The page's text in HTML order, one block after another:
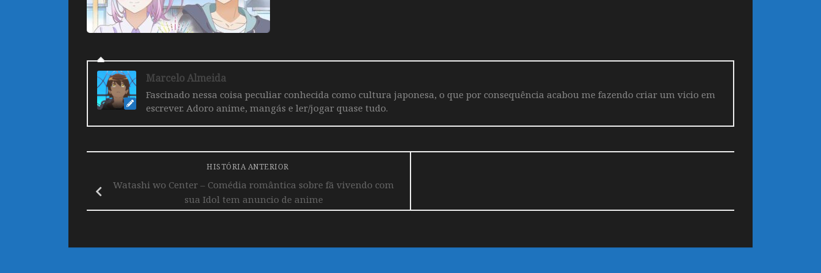
Marcelo Almeida
Fascinado nessa coisa peculiar conhecida como cultura japonesa, o que por consequência acabou me fazendo criar um vicio em
escrever. Adoro anime, mangás e ler/jogar quase tudo.
HISTÓRIA ANTERIOR
Watashi wo Center – Comédia romântica sobre fã vivendo com
sua Idol tem anuncio de anime